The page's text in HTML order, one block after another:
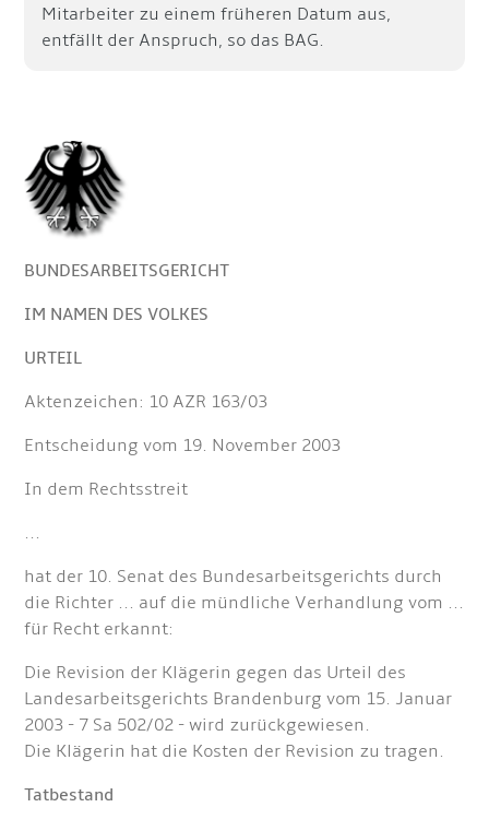
Mitarbeiter zu einem früheren Datum aus,
entfällt der Anspruch, so das BAG.
BUNDESARBEITSGERICHT
IM NAMEN DES VOLKES
URTEIL
Aktenzeichen: 10 AZR 163/03
Entscheidung vom 19. November 2003
In dem Rechtsstreit
...
hat der 10. Senat des Bundesarbeitsgerichts durch
die Richter ... auf die mündliche Verhandlung vom ...
für Recht erkannt:
Die Revision der Klägerin gegen das Urteil des
Landesarbeitsgerichts Brandenburg vom 15. Januar
2003 - 7 Sa 502/02 - wird zurückgewiesen.
Die Klägerin hat die Kosten der Revision zu tragen.
Tatbestand